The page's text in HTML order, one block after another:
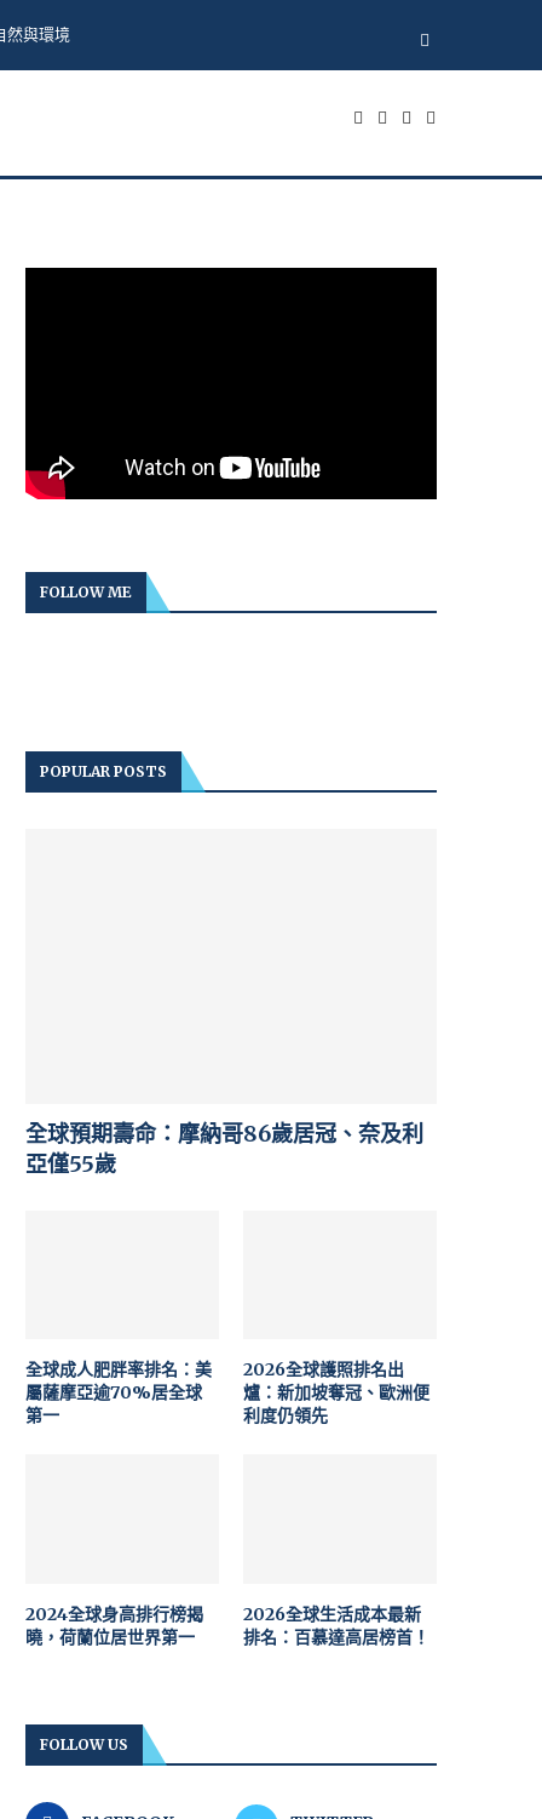
然與環境
FOLLOW ME
POPULAR POSTS
全球預期壽命：摩納哥86歲居冠、奈及利
亞僅55歲
全球成人肥胖率排名：美
屬薩摩亞逾70%居全球
第一
2026全球護照排名出
爐：新加坡奪冠、歐洲便
利度仍領先
2024全球身高排行榜揭
曉，荷蘭位居世界第一
2026全球生活成本最新
排名：百慕達高居榜首！
FOLLOW US